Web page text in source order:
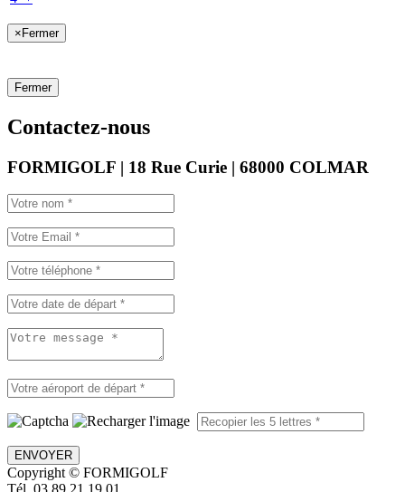
×Fermer
Fermer
Contactez-nous
FORMIGOLF | 18 Rue Curie | 68000 COLMAR
ENVOYER
Copyright © FORMIGOLF